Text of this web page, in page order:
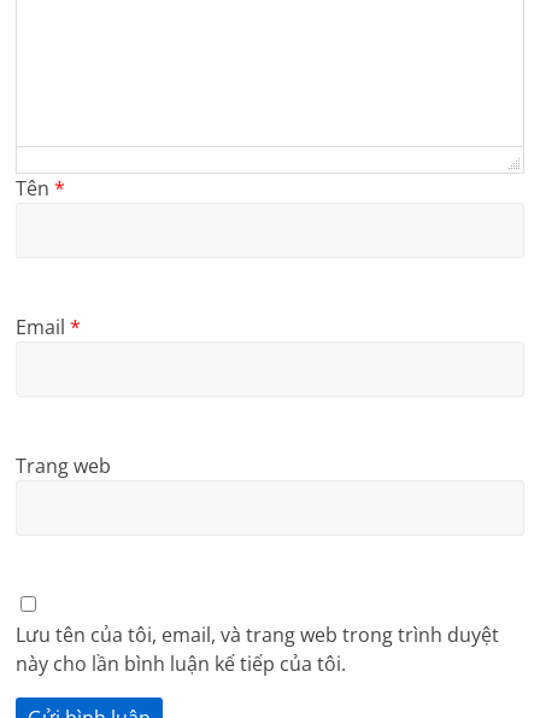
Tên*
Email*
Trang web
Lưu tên của tôi, email, và trang web trong trình duyệt
này cho lần bình luận kế tiếp của tôi.